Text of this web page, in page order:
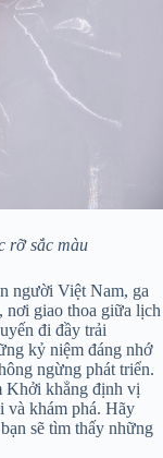
rỡ sắc màu
người Việt Nam, ga
nơi giao thoa giữa lịch
đi đầy trải
kỷ niệm đáng nhớ
ngừng phát triển.
Khởi khẳng định vị
và khám phá. Hãy
sẽ tìm thấy những